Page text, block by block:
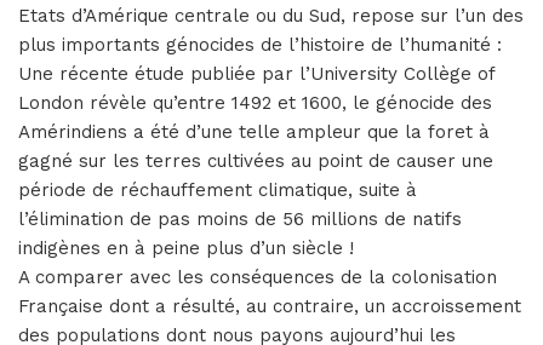
Etats d’Amérique centrale ou du Sud, repose sur l’un des
plus importants génocides de l’histoire de l’humanité :
Une récente étude publiée par l’University Collège of
London révèle qu’entre 1492 et 1600, le génocide des
Amérindiens a été d’une telle ampleur que la foret à
gagné sur les terres cultivées au point de causer une
période de réchauffement climatique, suite à
l’élimination de pas moins de 56 millions de natifs
indigènes en à peine plus d’un siècle !
A comparer avec les conséquences de la colonisation
Française dont a résulté, au contraire, un accroissement
des populations dont nous payons aujourd’hui les